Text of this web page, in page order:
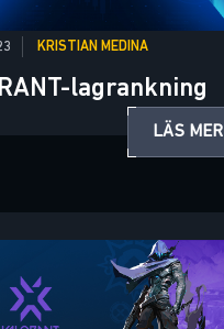
KRISTIAN MEDINA
lagrankning
LÄS MER